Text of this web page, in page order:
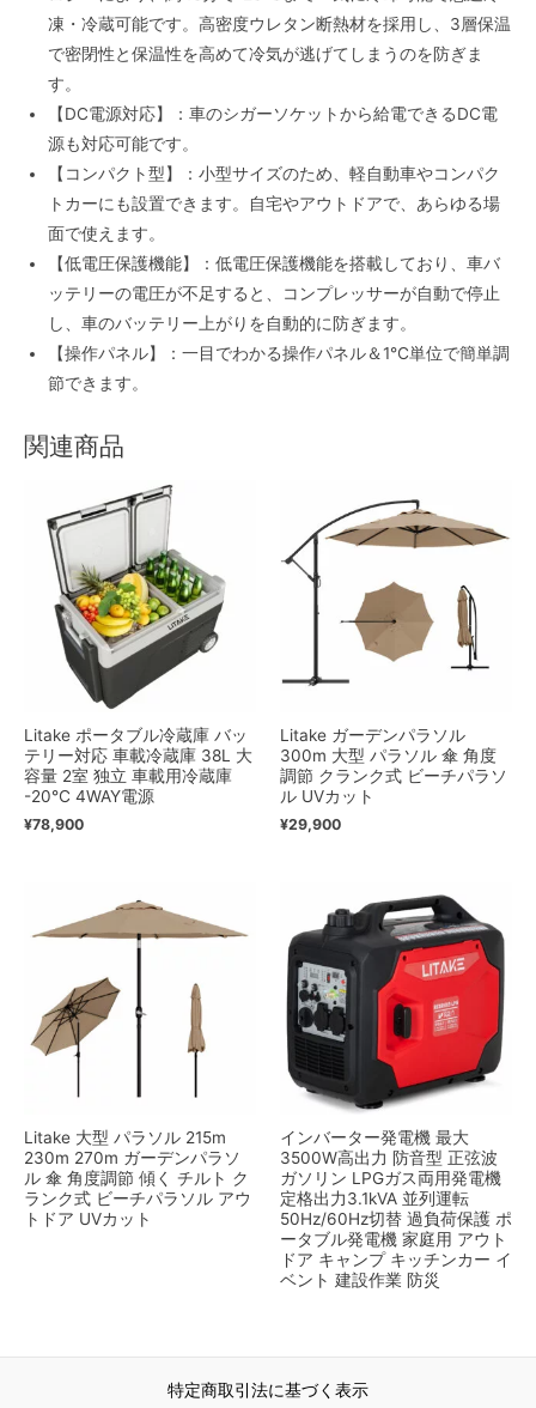
凍・冷蔵可能です。高密度ウレタン断熱材を採用し、3層保温
で密閉性と保温性を高めて冷気が逃げてしまうのを防ぎま
す。
【DC電源対応】：車のシガーソケットから給電できるDC電
源も対応可能です。
【コンパクト型】：小型サイズのため、軽自動車やコンパク
トカーにも設置できます。自宅やアウトドアで、あらゆる場
面で使えます。
【低電圧保護機能】：低電圧保護機能を搭載しており、車バ
ッテリーの電圧が不足すると、コンプレッサーが自動で停止
し、車のバッテリー上がりを自動的に防ぎます。
【操作パネル】：一目でわかる操作パネル＆1℃単位で簡単調
節できます。
関連商品
Litake ポータブル冷蔵庫 バッ
テリー対応 車載冷蔵庫 38L 大
容量 2室 独立 車載用冷蔵庫
-20℃ 4WAY電源
¥78,900
Litake ガーデンパラソル
300m 大型 パラソル 傘 角度
調節 クランク式 ビーチパラソ
ル UVカット
¥29,900
Litake 大型 パラソル 215m
230m 270m ガーデンパラソ
ル 傘 角度調節 傾く チルト ク
ランク式 ビーチパラソル アウ
トドア UVカット
インバーター発電機 最大
3500W高出力 防音型 正弦波
ガソリン LPGガス両用発電機
定格出力3.1kVA 並列運転
50Hz/60Hz切替 過負荷保護 ポ
ータブル発電機 家庭用 アウト
ドア キャンプ キッチンカー イ
ベント 建設作業 防災
特定商取引法に基づく表示